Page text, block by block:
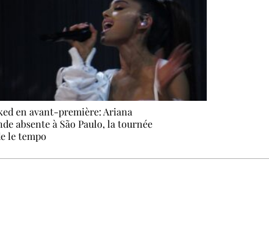
en avant-première: Ariana
absente à São Paulo, la tournée
le tempo